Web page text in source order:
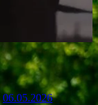
06.05.2026